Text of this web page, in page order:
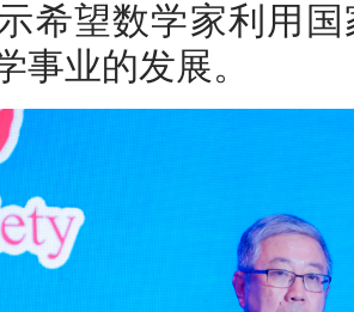
希望数学家利用
事业的发展。